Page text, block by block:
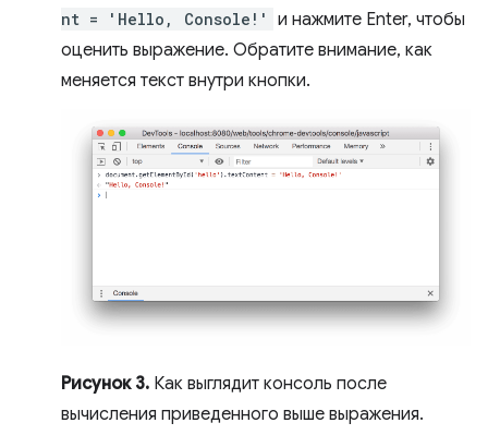
nt = 'Hello, Console!'
и нажмите Enter, чтобы
оценить выражение. Обратите внимание, как
меняется текст внутри кнопки.
Рисунок 3. Как выглядит консоль после
вычисления приведенного выше выражения.